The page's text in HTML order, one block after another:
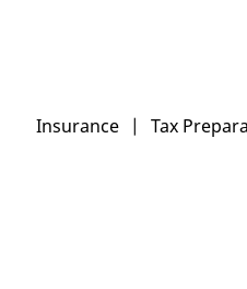
Insurance | Tax